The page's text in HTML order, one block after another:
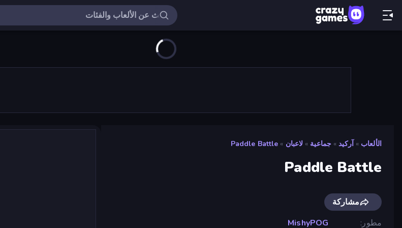
الألعاب » آركيد » جماعية » لاعبان »
Paddle Battle
Paddle Battle
مشاركة
مطور
MishyPOG